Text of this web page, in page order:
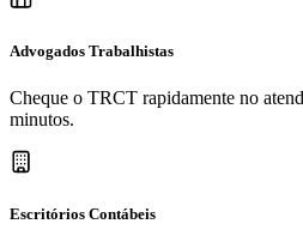
Advogados Trabalhistas
Cheque o TRCT rapidamente no
minutos.
Escritórios Contábeis